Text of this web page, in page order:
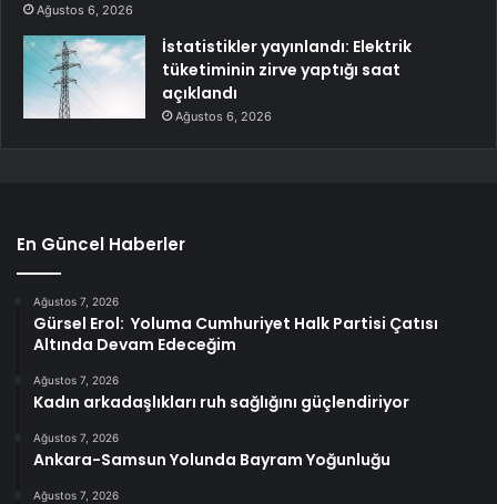
Ağustos 6, 2026
İstatistikler yayınlandı: Elektrik
tüketiminin zirve yaptığı saat
açıklandı
Ağustos 6, 2026
En Güncel Haberler
Ağustos 7, 2026
Gürsel Erol: Yoluma Cumhuriyet Halk Partisi Çatısı
Altında Devam Edeceğim
Ağustos 7, 2026
Kadın arkadaşlıkları ruh sağlığını güçlendiriyor
Ağustos 7, 2026
Ankara-Samsun Yolunda Bayram Yoğunluğu
Ağustos 7, 2026